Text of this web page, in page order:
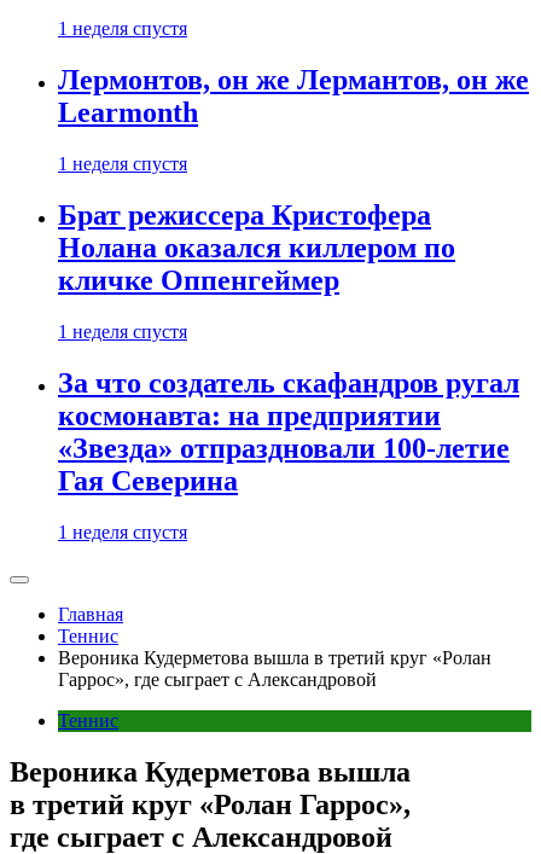
1 неделя спустя
Лермонтов, он же Лермантов, он же
Learmonth
1 неделя спустя
Брат режиссера Кристофера
Нолана оказался киллером по
кличке Оппенгеймер
1 неделя спустя
За что создатель скафандров ругал
космонавта: на предприятии
«Звезда» отпраздновали 100-летие
Гая Северина
1 неделя спустя
Главная
Теннис
Вероника Кудерметова вышла в третий круг «Ролан
Гаррос», где сыграет с Александровой
Теннис
Вероника Кудерметова вышла
в третий круг «Ролан Гаррос»,
где сыграет с Александровой